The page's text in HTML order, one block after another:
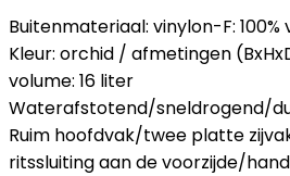
Buitenmateriaal: vinylon-F: 100%
Kleur: orchid / afmetingen
volume: 16 liter
Waterafstotend/sneldrogend/
Ruim hoofdvak/twee platte
ritssluiting aan de voorzijde/